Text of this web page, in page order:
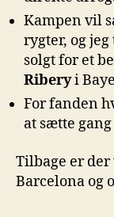
Kampen vil
rygter, og
solgt for et
Riberyi
For fanden
at sætte
Tilbage er
Barcelona og